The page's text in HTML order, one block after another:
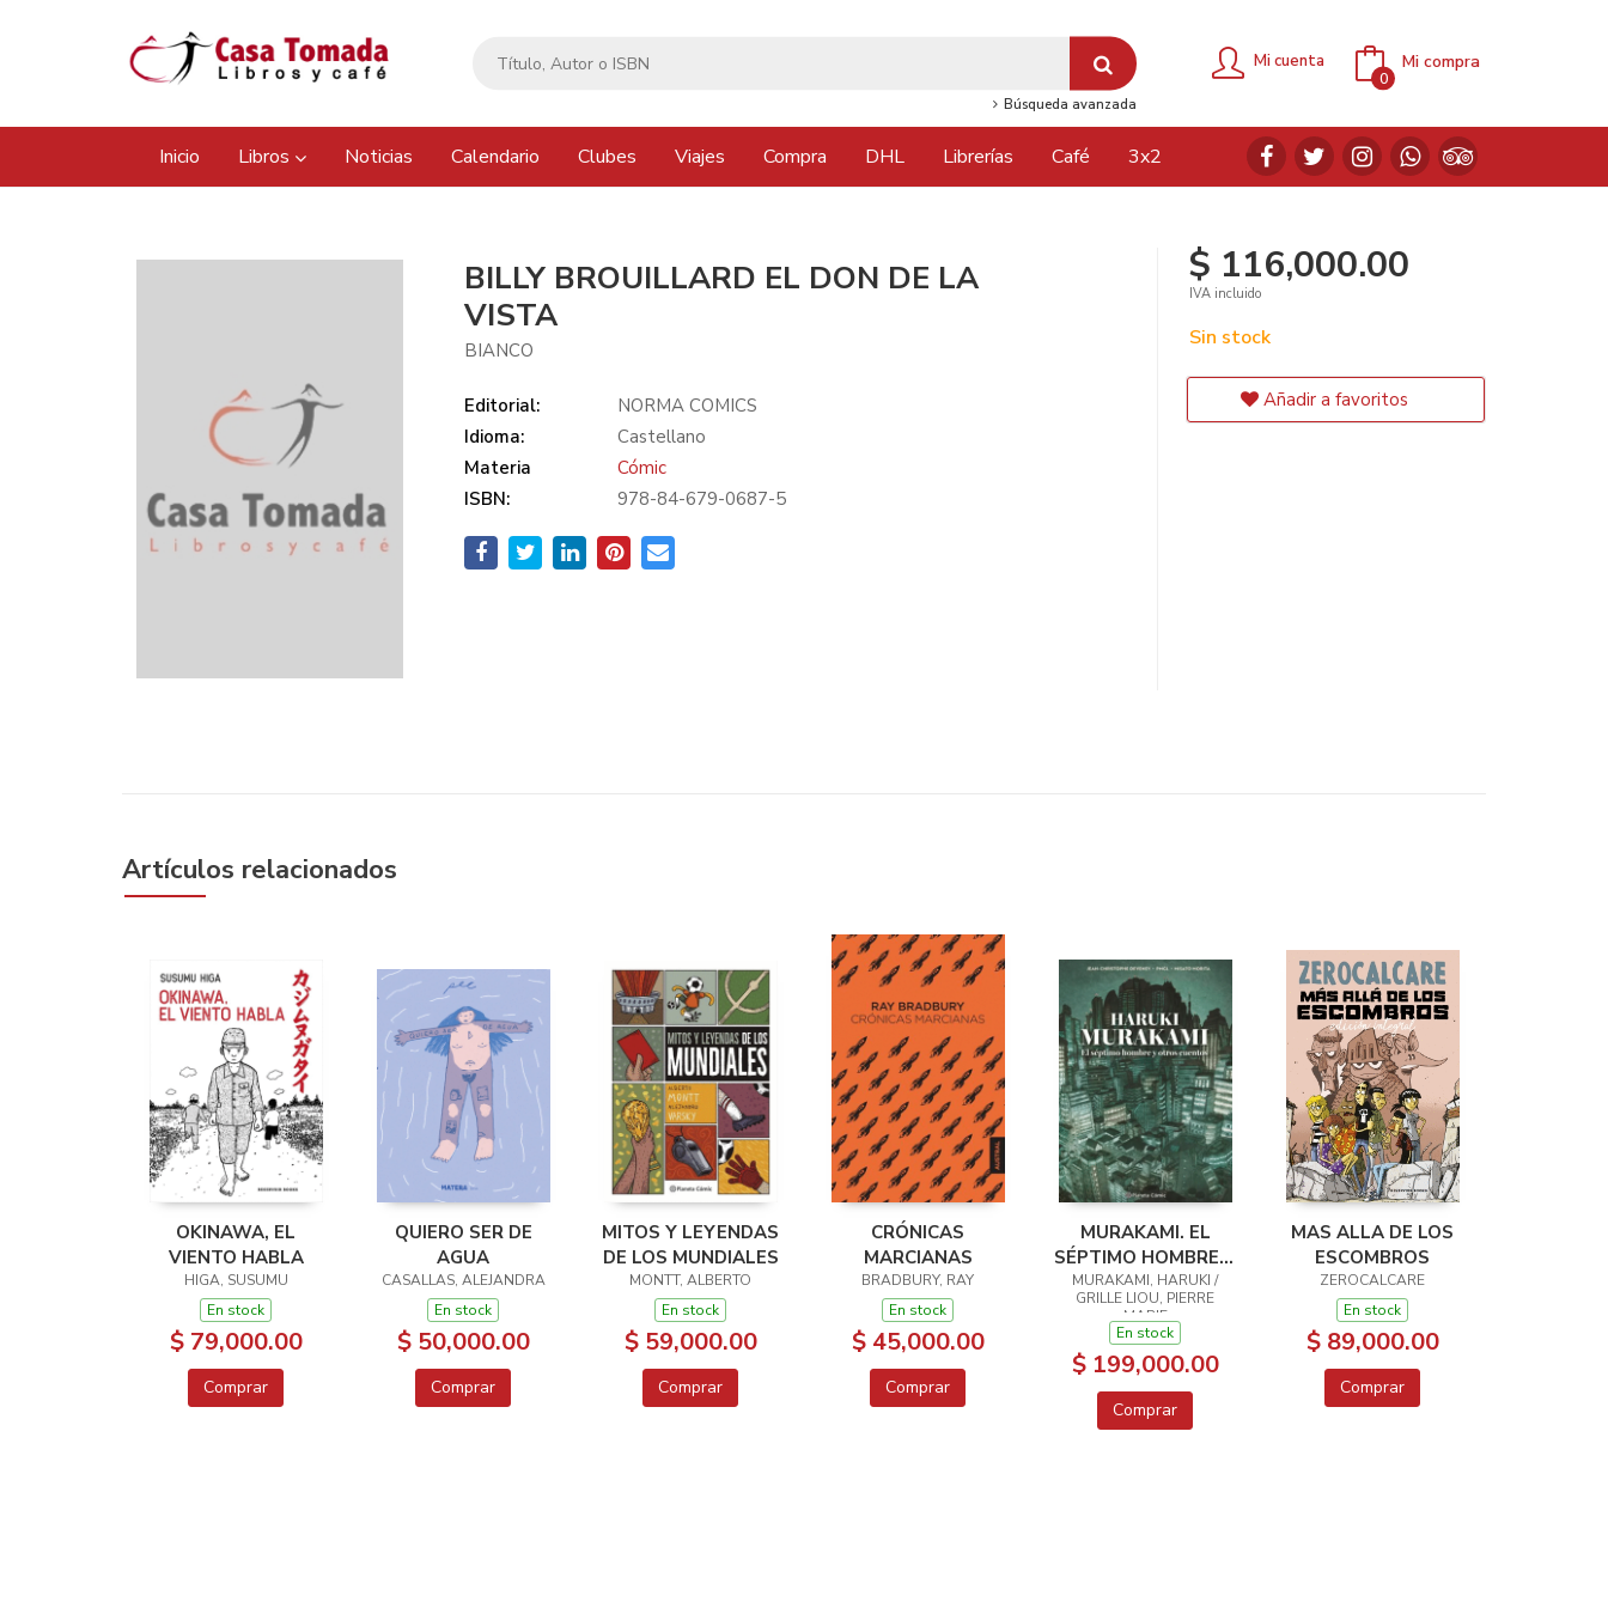
Búsqueda avanzada
Mi cuenta Mi compra
0
Inicio Libros Noticias Calendario Clubes Viajes Compra DHL Librerías Café 3x2
BILLY BROUILLARD EL DON DE LA
VISTA
BIANCO
Editorial:
NORMA COMICS
Idioma:
Castellano
Materia
Cómic
ISBN:
978-84-679-0687-5
$ 116,000.00
IVA incluido
Sin stock
Añadir a favoritos
Artículos relacionados
OKINAWA, EL
VIENTO HABLA
HIGA, SUSUMU
En stock
$ 79,000.00
Comprar
QUIERO SER DE
AGUA
CASALLAS, ALEJANDRA
En stock
$ 50,000.00
Comprar
MITOS Y LEYENDAS
DE LOS MUNDIALES
MONTT, ALBERTO
En stock
$ 59,000.00
Comprar
CRÓNICAS
MARCIANAS
BRADBURY, RAY
En stock
$ 45,000.00
Comprar
MURAKAMI. EL
SÉPTIMO HOMBRE Y
OTROS CUENTOS
MURAKAMI, HARUKI /
GRILLE LIOU, PIERRE
MARIE
En stock
$ 199,000.00
Comprar
MAS ALLA DE LOS
ESCOMBROS
ZEROCALCARE
En stock
$ 89,000.00
Comprar